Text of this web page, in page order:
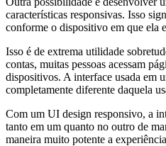
características responsivas. Isso
conforme o dispositivo em que ela
Isso é de extrema utilidade
contas, muitas pessoas acessam
dispositivos. A interface usada em
completamente diferente daquela
Com um UI design responsivo, a
tanto em um quanto no outro de
maneira muito potente a